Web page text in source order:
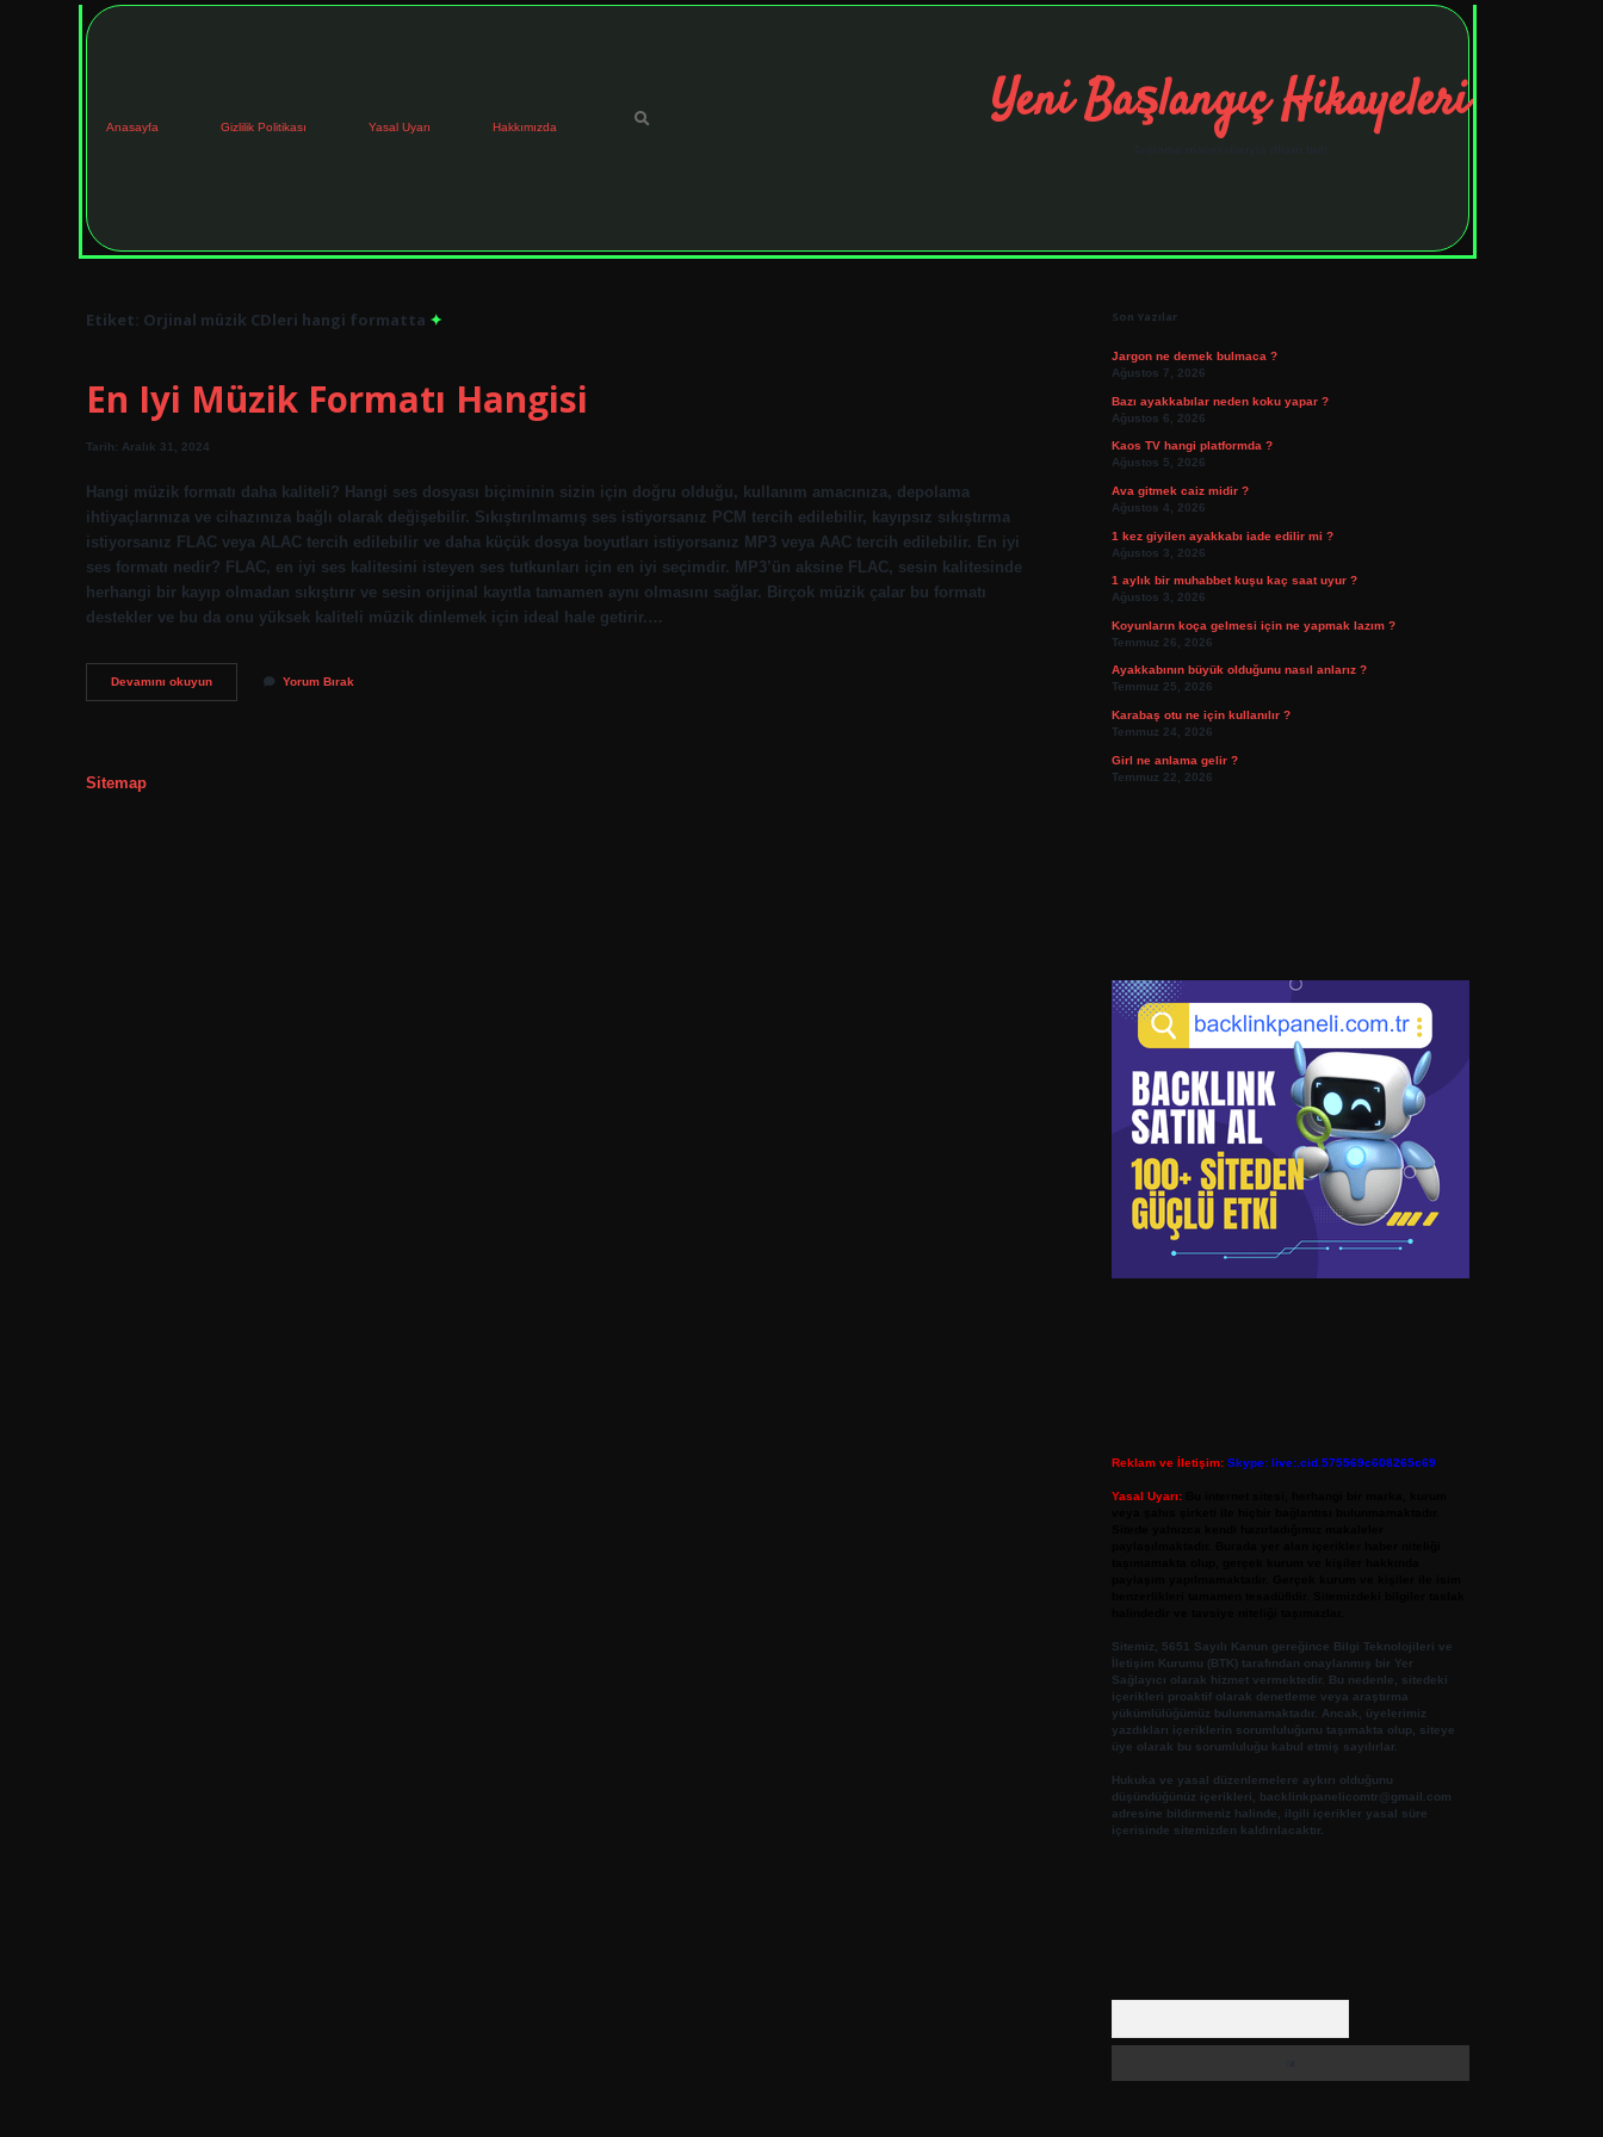
Anasayfa Gizlilik Politikası Yasal Uyarı Hakkımızda Yeni Başlangıç Hikayeleri
Etiket: Orjinal müzik CDleri hangi formatta
En Iyi Müzik Formatı Hangisi
Tarih: Aralık 31, 2024
Hangi müzik formatı daha kaliteli? Hangi ses dosyası biçiminin sizin için doğru olduğu, kullanım amacınıza, depolama
ihtiyaçlarınıza ve cihazınıza bağlı olarak değişebilir. Sıkıştırılmamış ses istiyorsanız PCM tercih edilebilir, kayıpsız sıkıştırma
istiyorsanız FLAC veya ALAC tercih edilebilir ve daha küçük dosya boyutları istiyorsanız MP3 veya AAC tercih edilebilir. En iyi
ses formatı nedir? FLAC, en iyi ses kalitesini isteyen ses tutkunları için en iyi seçimdir. MP3’ün aksine FLAC, sesin kalitesinde
herhangi bir kayıp olmadan sıkıştırır ve sesin orijinal kayıtla tamamen aynı olmasını sağlar. Birçok müzik çalar bu formatı
destekler ve bu da onu yüksek kaliteli müzik dinlemek için ideal hale getirir.…
Devamını okuyunEn
Iyi
Yorum Bırak
Sitemap
Son Yazılar
Jargon ne demek bulmaca ?
Ağustos 7, 2026
Bazı ayakkabılar neden koku yapar ?
Ağustos 6, 2026
Kaos TV hangi platformda ?
Ağustos 5, 2026
Ava gitmek caiz midir ?
Ağustos 4, 2026
1 kez giyilen ayakkabı iade edilir mi ?
Ağustos 3, 2026
1 aylık bir muhabbet kuşu kaç saat uyur ?
Ağustos 3, 2026
Koyunların koça gelmesi için ne yapmak lazım ?
Temmuz 26, 2026
Ayakkabının büyük olduğunu nasıl anlarız ?
Temmuz 25, 2026
Karabaş otu ne için kullanılır ?
Temmuz 24, 2026
Girl ne anlama gelir ?
Temmuz 22, 2026
Reklam ve İletişim: Skype: live:.cid.575569c608265c69
Yasal Uyarı:
Sitemiz, 5651 Sayılı Kanun gereğince Bilgi Teknolojileri ve
İletişim Kurumu (BTK) tarafından onaylanmış bir Yer
Sağlayıcı olarak hizmet vermektedir. Bu nedenle, sitedeki
içerikleri proaktif olarak denetleme veya araştırma
yükümlülüğümüz bulunmamaktadır. Ancak, üyelerimiz
yazdıkları içeriklerin sorumluluğunu taşımakta olup, siteye
üye olarak bu sorumluluğu kabul etmiş sayılırlar.
Hukuka ve yasal düzenlemelere aykırı olduğunu
düşündüğünüz içerikleri,
backlinkpanelicomtr@gmail.com
adresine bildirmeniz halinde, ilgili içerikler yasal süre
içerisinde sitemizden kaldırılacaktır.
tulipbetelexbett.net